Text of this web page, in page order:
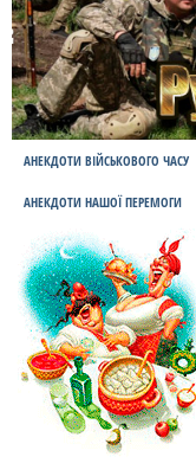
АНЕКДОТИ ВІЙСЬКОВОГО ЧАСУ
АНЕКДОТИ НАШОЇ ПЕРЕМОГИ